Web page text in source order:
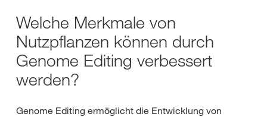
Welche Merkmale von
Nutzpflanzen können durch
Genome Editing verbessert
werden?
Genome Editing ermöglicht die Entwicklung von